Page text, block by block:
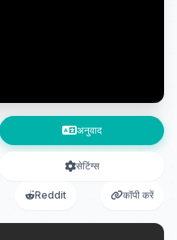
अनुवाद
सेटिंग्स
Reddit कॉपी करें